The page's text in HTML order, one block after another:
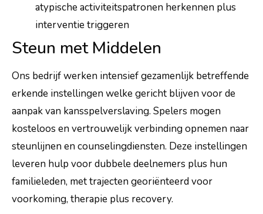
atypische activiteitspatronen herkennen plus
interventie triggeren
Steun met Middelen
Ons bedrijf werken intensief gezamenlijk betreffende
erkende instellingen welke gericht blijven voor de
aanpak van kansspelverslaving. Spelers mogen
kosteloos en vertrouwelijk verbinding opnemen naar
steunlijnen en counselingdiensten. Deze instellingen
leveren hulp voor dubbele deelnemers plus hun
familieleden, met trajecten georiënteerd voor
voorkoming, therapie plus recovery.